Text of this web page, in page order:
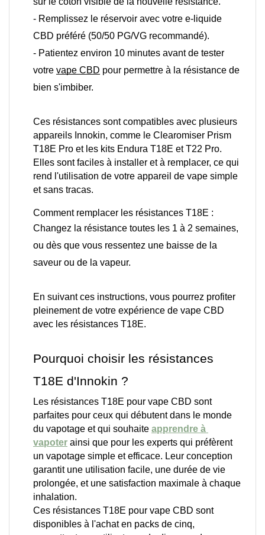
- Remplissez le réservoir avec votre e-liquide
CBD préféré (50/50 PG/VG recommandé).
- Patientez environ 10 minutes avant de tester
votre vape CBD pour permettre à la résistance de
bien s'imbiber.
Ces résistances sont compatibles avec plusieurs
appareils Innokin, comme le Clearomiser Prism
T18E Pro et les kits Endura T18E et T22 Pro.
Elles sont faciles à installer et à remplacer, ce qui
rend l'utilisation de votre appareil de vape simple
et sans tracas.
Comment remplacer les résistances T18E :
Changez la résistance toutes les 1 à 2 semaines,
ou dès que vous ressentez une baisse de la
saveur ou de la vapeur.
En suivant ces instructions, vous pourrez profiter
pleinement de votre expérience de vape CBD
avec les résistances T18E.
Pourquoi choisir les résistances
T18E d'Innokin ?
Les résistances T18E pour vape CBD sont
parfaites pour ceux qui débutent dans le monde
du vapotage et qui souhaite apprendre à
vapoter ainsi que pour les experts qui préfèrent
un vapotage simple et efficace. Leur conception
garantit une utilisation facile, une durée de vie
prolongée, et une satisfaction maximale à chaque
inhalation.
Ces résistances T18E pour vape CBD sont
disponibles à l'achat en packs de cinq,